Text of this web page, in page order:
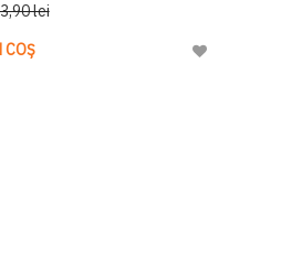
lei
COȘ
Adaugă